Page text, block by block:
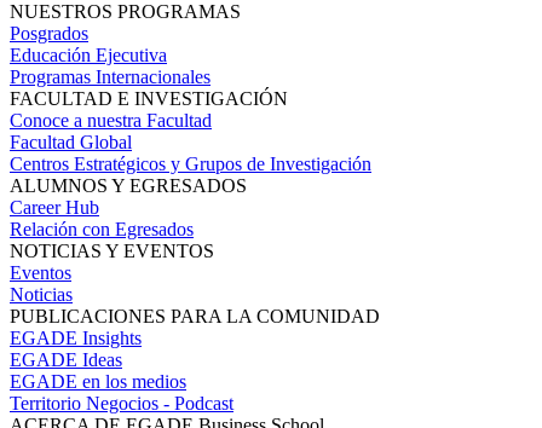
NUESTROS PROGRAMAS
Posgrados
Educación Ejecutiva
Programas Internacionales
FACULTAD E INVESTIGACIÓN
Conoce a nuestra Facultad
Facultad Global
Centros Estratégicos y Grupos de Investigación
ALUMNOS Y EGRESADOS
Career Hub
Relación con Egresados
NOTICIAS Y EVENTOS
Eventos
Noticias
PUBLICACIONES PARA LA COMUNIDAD
EGADE Insights
EGADE Ideas
EGADE en los medios
Territorio Negocios - Podcast